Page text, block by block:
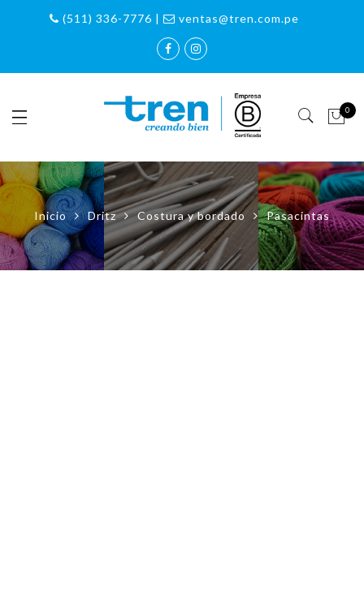
(511) 336-7776 | ventas@tren.com.pe
0
Inicio Dritz Costura y bordado Pasacintas